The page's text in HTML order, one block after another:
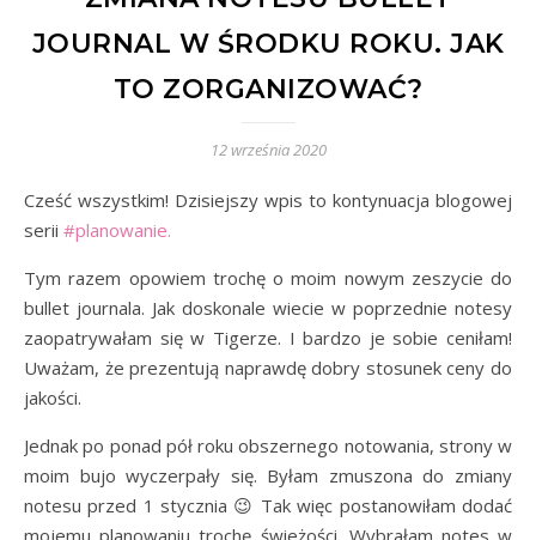
JOURNAL W ŚRODKU ROKU. JAK
TO ZORGANIZOWAĆ?
12 września 2020
Cześć wszystkim! Dzisiejszy wpis to kontynuacja blogowej
serii #planowanie.
Tym razem opowiem trochę o moim nowym zeszycie do
bullet journala. Jak doskonale wiecie w poprzednie notesy
zaopatrywałam się w Tigerze. I bardzo je sobie ceniłam!
Uważam, że prezentują naprawdę dobry stosunek ceny do
jakości.
Jednak po ponad pół roku obszernego notowania, strony w
moim bujo wyczerpały się. Byłam zmuszona do zmiany
notesu przed 1 stycznia 😉 Tak więc postanowiłam dodać
mojemu planowaniu trochę świeżości. Wybrałam notes w